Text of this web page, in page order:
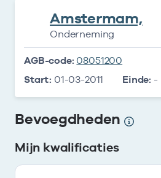
Amstermam,
Onderneming
AGB-code: 08051200
Start: 01-03-2011 Einde: -
Bevoegdheden
Mijn kwalificaties